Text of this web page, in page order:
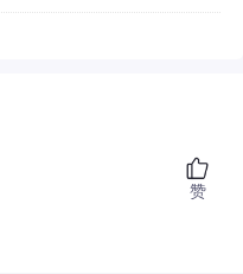
赞